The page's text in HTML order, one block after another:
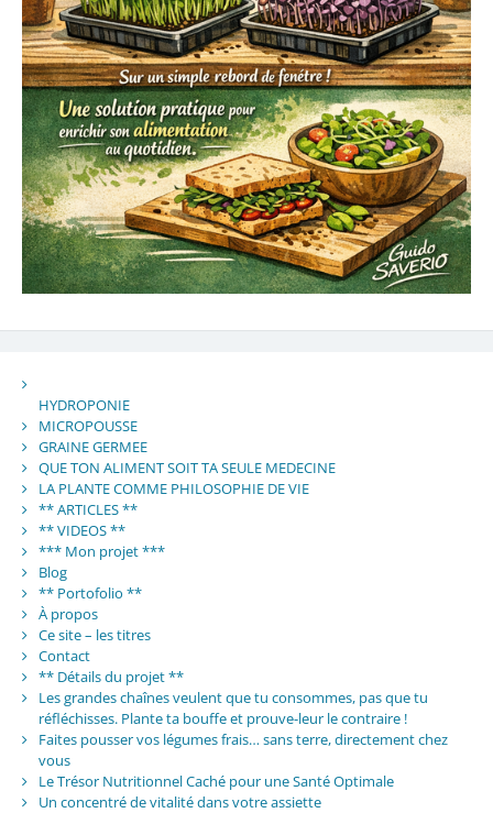
HYDROPONIE
MICROPOUSSE
GRAINE GERMEE
QUE TON ALIMENT SOIT TA SEULE MEDECINE
LA PLANTE COMME PHILOSOPHIE DE VIE
** ARTICLES **
** VIDEOS **
*** Mon projet ***
Blog
** Portofolio **
À propos
Ce site – les titres
Contact
** Détails du projet **
Les grandes chaînes veulent que tu consommes, pas que tu
réfléchisses. Plante ta bouffe et prouve-leur le contraire !
Faites pousser vos légumes frais… sans terre, directement chez
vous
Le Trésor Nutritionnel Caché pour une Santé Optimale
Un concentré de vitalité dans votre assiette